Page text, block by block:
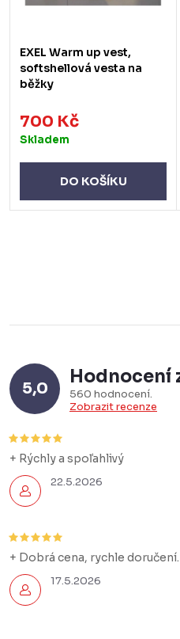
EXEL Warm up vest,
softshellová vesta na
běžky
700 Kč
Skladem
DO KOŠÍKU
5,0
Hodnocení
560 hodnocení
Zobrazit recenze
22.5.2026
+ Rýchly a spoľahlivý
17.5.2026
+ Dobrá cena, rychle